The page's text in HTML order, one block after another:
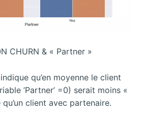
CHURN & « Partner »
qu’en moyenne le client
’Partner’ =0) serait moins «
client avec partenaire.